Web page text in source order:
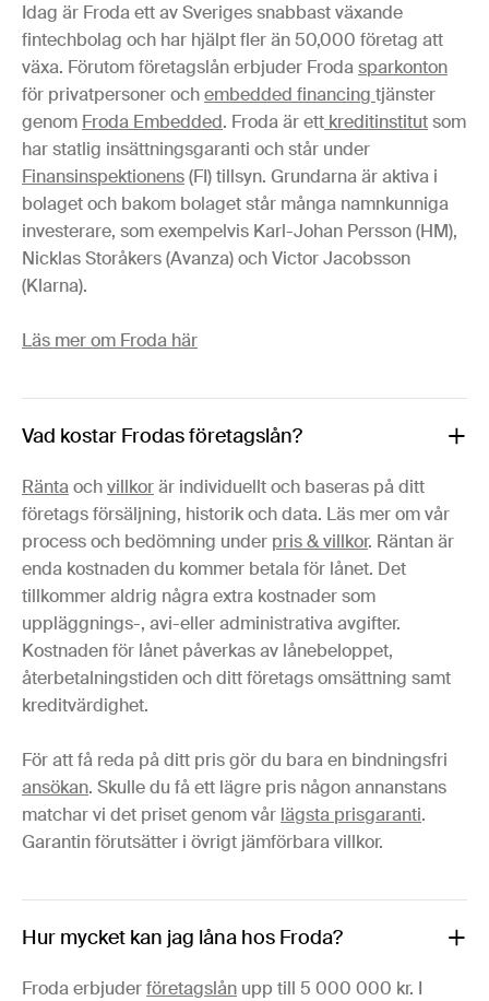
Idag är Froda ett av Sveriges snabbast växande
fintechbolag och har hjälpt fler än 50,000 företag att
växa. Förutom företagslån erbjuder Frodasparkonton
för privatpersoner ochembedded financing tjänster
genom Froda Embedded. Froda är ett kreditinstitutsom
har statlig insättningsgaranti och står under
Finansinspektionens(FI) tillsyn. Grundarna är aktiva i
bolaget och bakom bolaget står många namnkunniga
investerare, som exempelvis Karl-Johan Persson (HM),
Nicklas Storåkers (Avanza) och Victor Jacobsson
(Klarna).
Läs mer om Froda här
Vad kostar Frodas företagslån?
Räntaochvillkorär individuellt och baseras på ditt
företags försäljning, historik och data. Läs mer om vår
process och bedömning under pris & villkor. Räntan är
enda kostnaden du kommer betala för lånet. Det
tillkommer aldrig några extra kostnader som
uppläggnings-, avi-eller administrativa avgifter.
Kostnaden för lånet påverkas av lånebeloppet,
återbetalningstiden och ditt företags omsättning samt
kreditvärdighet.
För att få reda på ditt pris gör du bara en bindningsfri
ansökan. Skulle du få ett lägre pris någon annanstans
matchar vi det priset genom vår lägsta prisgaranti.
Garantin förutsätter i övrigt jämförbara villkor.
Hur mycket kan jag låna hos Froda?
Froda erbjuderföretagslån upp till 5 000 000 kr. I